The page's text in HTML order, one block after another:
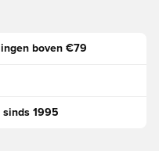
boven €79
1995